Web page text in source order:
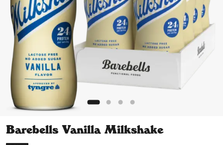
Barebells Vanilla Milkshake